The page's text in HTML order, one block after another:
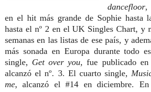
dancefloor,
en el hit más grande de Sophie hasta
hasta el nº 2 en el UK Singles Chart, y
semanas en las listas de ese país, y
más sonada en Europa durante todo
single, Get over you, fue publicado
alcanzó el nº. 3. El cuarto single,
me, alcanzó el #14 en diciembre.